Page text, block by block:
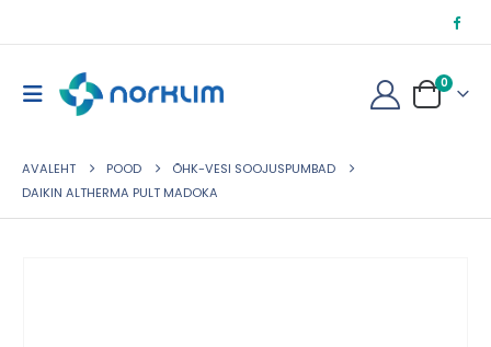
0
AVALEHT POOD
ÕHK-VESI SOOJUSPUMBAD
DAIKIN ALTHERMA PULT MADOKA